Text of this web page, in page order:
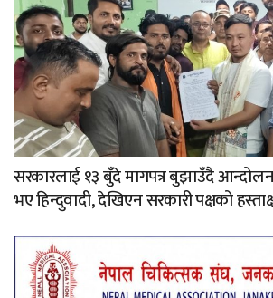
सरकारलाई १३ बुँदे मागपत्र बुझाउँदै
भए हिन्दुवादी, देखिएन सरकारी पक्षको